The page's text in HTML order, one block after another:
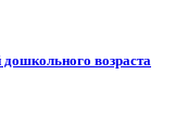
возраста